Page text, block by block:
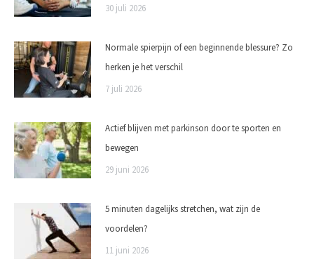
30 juli 2026
Normale spierpijn of een beginnende blessure? Zo
herken je het verschil
7 juli 2026
Actief blijven met parkinson door te sporten en
bewegen
29 juni 2026
5 minuten dagelijks stretchen, wat zijn de
voordelen?
11 juni 2026